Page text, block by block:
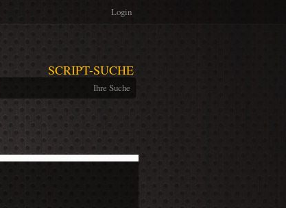
Login
SCRIPT-SUCHE